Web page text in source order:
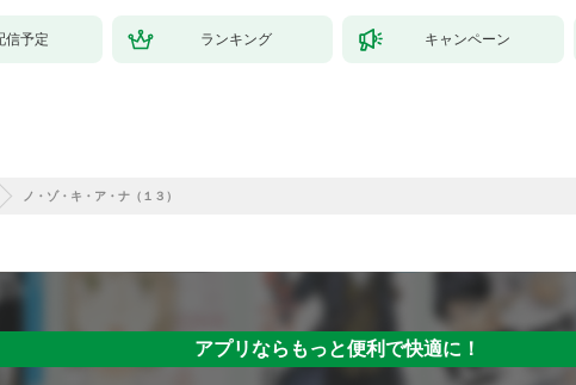
信予定 ランキング キャンペーン
ノ・ゾ・キ・ア・ナ（１３）
アプリならもっと便利で快適に！